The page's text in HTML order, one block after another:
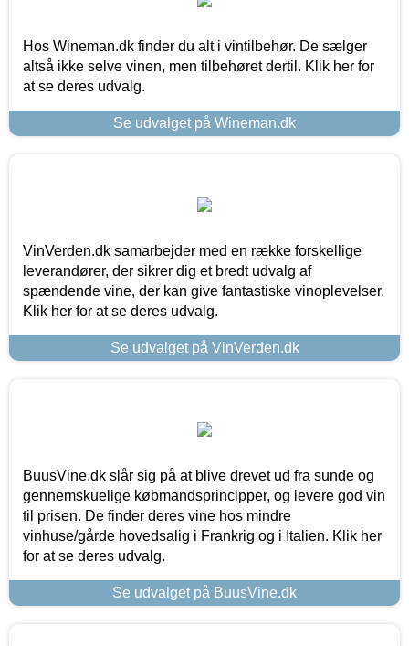
Hos Wineman.dk finder du alt i vintilbehør. De sælger
altså ikke selve vinen, men tilbehøret dertil. Klik her for
at se deres udvalg.
Se udvalget på Wineman.dk
VinVerden.dk samarbejder med en række forskellige
leverandører, der sikrer dig et bredt udvalg af
spændende vine, der kan give fantastiske vinoplevelser.
Klik her for at se deres udvalg.
Se udvalget på VinVerden.dk
BuusVine.dk slår sig på at blive drevet ud fra sunde og
gennemskuelige købmandsprincipper, og levere god vin
til prisen. De finder deres vine hos mindre
vinhuse/gårde hovedsalig i Frankrig og i Italien. Klik her
for at se deres udvalg.
Se udvalget på BuusVine.dk